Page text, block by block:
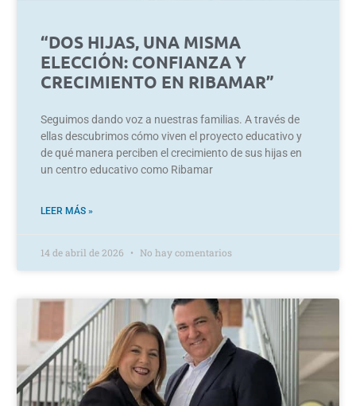
“DOS HIJAS, UNA MISMA
ELECCIÓN: CONFIANZA Y
CRECIMIENTO EN RIBAMAR”
Seguimos dando voz a nuestras familias. A través de
ellas descubrimos cómo viven el proyecto educativo y
de qué manera perciben el crecimiento de sus hijas en
un centro educativo como Ribamar
LEER MÁS »
14 de abril de 2026 No hay comentarios